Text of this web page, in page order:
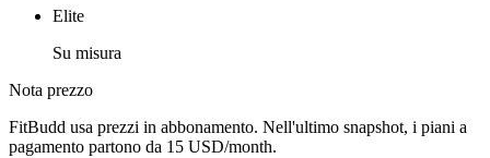
Elite
Su misura
Nota prezzo
FitBudd usa prezzi in abbonamento. Nell'ultimo snapshot, i piani a
pagamento partono da 15 USD/month.